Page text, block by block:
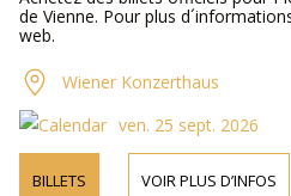
de Vienne. Pour plus
web.
Wiener Konzerthaus
ven. 25 sept. 2026
BILLETS VOIR PLUS D’INFOS